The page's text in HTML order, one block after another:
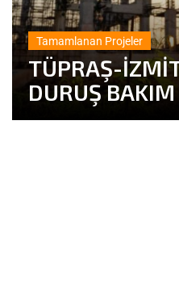
Tamamlanan Projeler
TÜPRAŞ-
DURUŞ BAKIM